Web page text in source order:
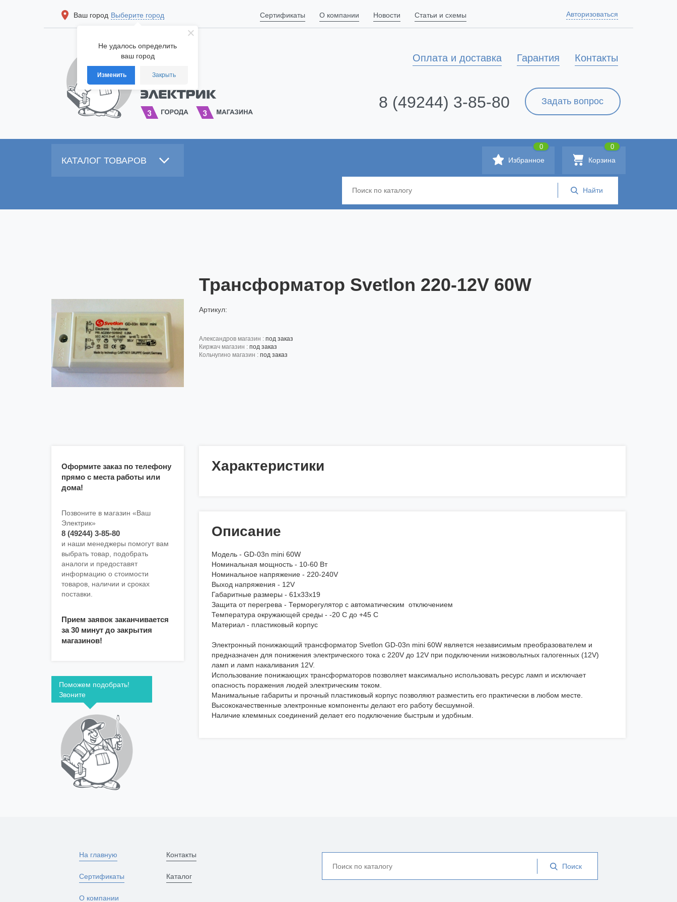
Не удалось определить
ваш город
Изменить Закрыть
Ваш город Выберите город Сертификаты О компании Новости Статьи и схемы Авторизоваться
Контакты
Гарантия
Оплата и доставка
Задать вопрос
8 (49244) 3-85-80
КАТАЛОГ ТОВАРОВ Корзина
0
Избранное
0
Трансформатор Svetlon 220-12V 60W
Артикул:
александров магазин : под заказ
киржач магазин : под заказ
кольчугино магазин : под заказ
Оформите заказ по телефону
прямо с места работы или
дома!
Позвоните в магазин «Ваш
Электрик»
8 (49244) 3-85-80
и наши менеджеры помогут вам
выбрать товар, подобрать
аналоги и предоставят
информацию о стоимости
товаров, наличии и сроках
поставки.
Прием заявок заканчивается
за 30 минут до закрытия
магазинов!
Поможем подобрать!
Звоните
Характеристики
Описание
Модель - GD-03n mini 60W
Номинальная мощность - 10-60 Вт
Номинальное напряжение - 220-240V
Выход напряжения - 12V
Габаритные размеры - 61х33х19
Защита от перегрева - Терморегулятор с автоматическим отключением
Температура окружающей среды - -20 С до +45 С
Материал - пластиковый корпус
Электронный понижающий трансформатор Svetlon GD-03n mini 60W является независимым преобразователем и
предназначен для понижения электрического тока с 220V до 12V при подключении низковольтных галогенных (12V)
ламп и ламп накаливания 12V.
Использование понижающих трансформаторов позволяет максимально использовать ресурс ламп и исключает
опасность поражения людей электрическим током.
Манимальные габариты и прочный пластиковый корпус позволяют разместить его практически в любом месте.
Высококачественные электронные компоненты делают его работу бесшумной.
Наличие клеммных соединений делает его подключение быстрым и удобным.
На главную
Сертификаты
О компании
Контакты
Каталог